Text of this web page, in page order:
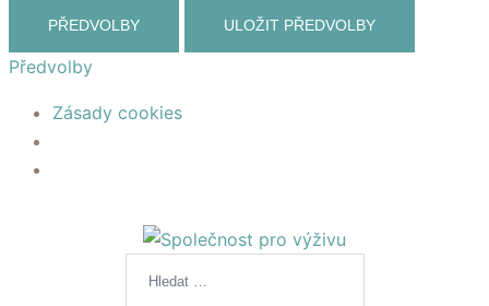
PŘEDVOLBY ULOŽIT PŘEDVOLBY
Předvolby
Zásady cookies